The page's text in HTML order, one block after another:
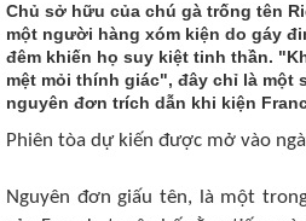
Chủ sở hữu của chú gà trống tên
một người hàng xóm kiện do gáy
đêm khiến họ suy kiệt tinh thần.
mệt mỏi thính giác", đây chỉ là một
nguyên đơn trích dẫn khi kiện
Phiên tòa dự kiến được mở vào
Nguyên đơn giấu tên, là một